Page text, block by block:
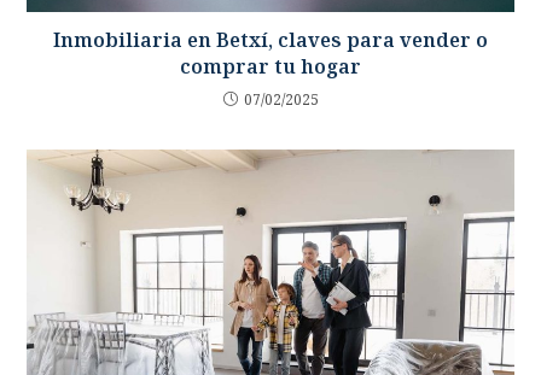
Inmobiliaria en Betxí, claves para vender o
comprar tu hogar
07/02/2025